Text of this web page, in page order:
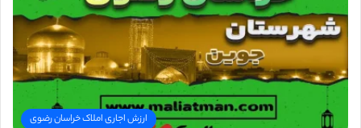
ارزش اجاری املاک خراسان رضوی